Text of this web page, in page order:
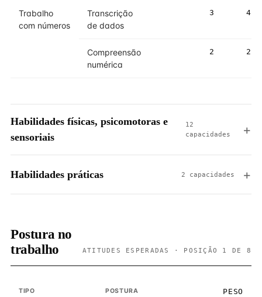
Trabalho
com números
Transcrição
de dados
3 4
Compreensão
numérica
2 2
Habilidades físicas, psicomotoras e
sensoriais
12
capacidades
Habilidades práticas 2 capacidades
Postura no
trabalho
ATITUDES ESPERADAS · POSIÇÃO 1 DE 8
TIPO POSTURA PESO